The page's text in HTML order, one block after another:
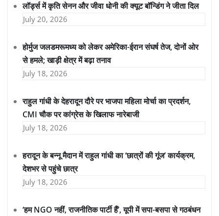
लॉर्ड्स में कृति सेनन और जीवा धोनी की क्यूट बॉन्डिंग ने जीता दिल
July 20, 2026
होर्मुज जलडमरूमध्य को लेकर अमेरिका-ईरान संघर्ष तेज, दोनों ओर
से हमले; खाड़ी क्षेत्र में बढ़ा तनाव
July 18, 2026
राहुल गांधी के देहरादून दौरे पर भाजपा महिला मोर्चा का प्रदर्शन,
CMI चौक पर कांग्रेस के खिलाफ नारेबाजी
July 18, 2026
हरादून के बन्नू मैदान में राहुल गांधी का ‘छात्रों की गूंज’ कार्यक्रम,
देशभर से पहुंचे छात्र
July 18, 2026
‘हम NGO नहीं, राजनीतिक पार्टी हैं’, यूपी में सपा-बसपा से गठबंधन